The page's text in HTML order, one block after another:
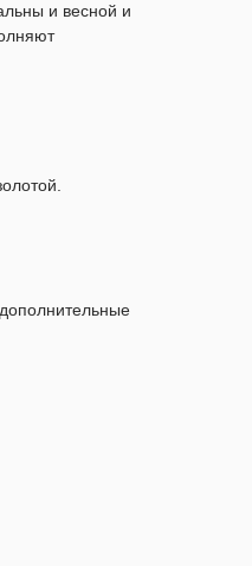
и весной и